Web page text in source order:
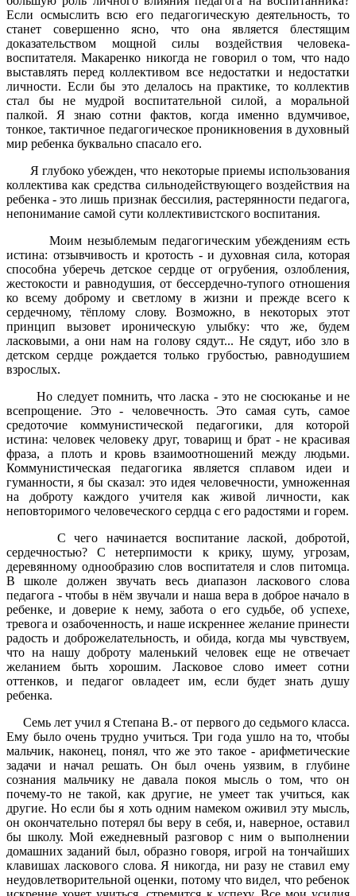
Если осмыслить всю его педагогическую деятельность, то
станет совершенно ясно, что она является блестящим
доказательством мощной силы воздействия человека-
воспитателя. Макаренко никогда не говорил о том, что надо
выставлять перед коллективом все недостатки и недостатки
личности. Если бы это делалось на практике, то коллектив
стал бы не мудрой воспитательной силой, а моральной
палкой. Я знаю сотни фактов, когда именно вдумчивое,
тонкое, тактичное педагогическое проникновения в духовный
мир ребенка буквально спасало его.
Я глубоко убежден, что некоторые приемы использования
коллектива как средства сильнодействующего воздействия на
ребенка - это лишь признак бессилия, растерянности педагога,
непонимание самой сути коллективистского воспитания.
Моим незыблемым педагогическим убеждениям есть
истина: отзывчивость и кротость - и духовная сила, которая
способна уберечь детское сердце от огрубения, озлобления,
жестокости и равнодушия, от бессердечно-тупого отношения
ко всему доброму и светлому в жизни и прежде всего к
сердечному, тёплому слову. Возможно, в некоторых этот
принцип вызовет ироническую улыбку: что же, будем
ласковыми, а они нам на голову сядут... Не сядут, ибо зло в
детском сердце рождается только грубостью, равнодушием
взрослых.
Но следует помнить, что ласка - это не сюсюканье и не
всепрощение. Это - человечность. Это самая суть, самое
средоточие коммунистической педагогики, для которой
истина: человек человеку друг, товарищ и брат - не красивая
фраза, а плоть и кровь взаимоотношений между людьми.
Коммунистическая педагогика является сплавом идеи и
гуманности, я бы сказал: это идея человечности, умноженная
на доброту каждого учителя как живой личности, как
неповторимого человеческого сердца с его радостями и горем.
С чего начинается воспитание лаской, добротой,
сердечностью? С нетерпимости к крику, шуму, угрозам,
деревянному однообразию слов воспитателя и слов питомца.
В школе должен звучать весь диапазон ласкового слова
педагога - чтобы в нём звучали и наша вера в доброе начало в
ребенке, и доверие к нему, забота о его судьбе, об успехе,
тревога и озабоченность, и наше искреннее желание принести
радость и доброжелательность, и обида, когда мы чувствуем,
что на нашу доброту маленький человек еще не отвечает
желанием быть хорошим. Ласковое слово имеет сотни
оттенков, и педагог овладеет им, если будет знать душу
ребенка.
Семь лет учил я Степана В.- от первого до седьмого класса.
Ему было очень трудно учиться. Три года ушло на то, чтобы
мальчик, наконец, понял, что же это такое - арифметические
задачи и начал решать. Он был очень уязвим, в глубине
сознания мальчику не давала покоя мысль о том, что он
почему-то не такой, как другие, не умеет так учиться, как
другие. Но если бы я хоть одним намеком оживил эту мысль,
он окончательно потерял бы веру в себя, и, наверное, оставил
бы школу. Мой ежедневный разговор с ним о выполнении
домашних заданий был, образно говоря, игрой на тончайших
клавишах ласкового слова. Я никогда, ни разу не ставил ему
неудовлетворительной оценки, потому что видел, что ребенок